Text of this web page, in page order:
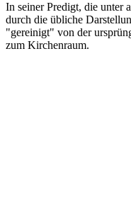
In seiner Predigt, die unter
durch die übliche
"gereinigt" von der
zum Kirchenraum.